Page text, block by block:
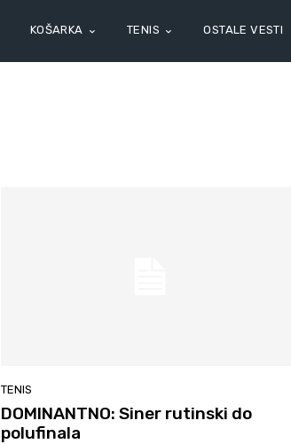
KOŠARKA TENIS OSTALE VESTI
TENIS
DOMINANTNO: Siner rutinski do
polufinala